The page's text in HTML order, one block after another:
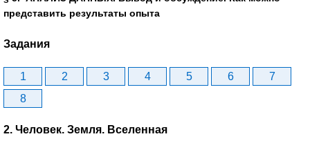
представить результаты опыта
Задания
1 2 3 4 5 6
7
8
2. Человек. Земля. Вселенная